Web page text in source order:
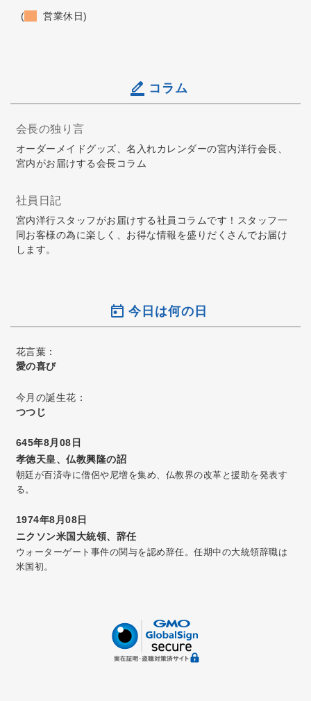
( 営業休日)
コラム
会長の独り言
オーダーメイドグッズ、名入れカレンダーの宮内洋行会長、
宮内がお届けする会長コラム
社員日記
宮内洋行スタッフがお届けする社員コラムです！スタッフ一
同お客様の為に楽しく、お得な情報を盛りだくさんでお届け
します。
今日は何の日
花言葉：
愛の喜び
今月の誕生花：
つつじ
645年8月08日
孝徳天皇、仏教興隆の詔
朝廷が百済寺に僧侶や尼増を集め、仏教界の改革と援助を発表す
る。
1974年8月08日
ニクソン米国大統領、辞任
ウォーターゲート事件の関与を認め辞任。任期中の大統領辞職は
米国初。